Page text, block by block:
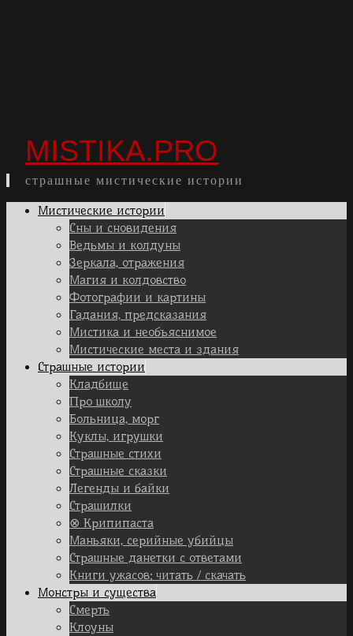
MISTIKA.PRO
страшные мистические истории
Skip
Мистические истории
Сны и сновидения
Ведьмы и колдуны
Зеркала, отражения
Магия и колдовство
Фотографии и картины
Гадания, предсказания
Мистика и необъяснимое
Мистические места и здания
Страшные истории
Кладбище
Про школу
Больница, морг
Куклы, игрушки
Страшные стихи
Страшные сказки
Легенды и байки
Страшилки
⊗ Крипипаста
Маньяки, серийные убийцы
Страшные данетки с ответами
Книги ужасов: читать / скачать
Монстры и существа
Смерть
Клоуны